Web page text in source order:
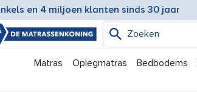
en 4 miljoen klanten sinds 30 jaar
Matras Oplegmatras Bedbodems